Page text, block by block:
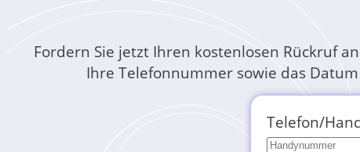
Fordern Sie jetzt Ihren kostenlosen Rückruf
Ihre Telefonnummer sowie das
Telefon/